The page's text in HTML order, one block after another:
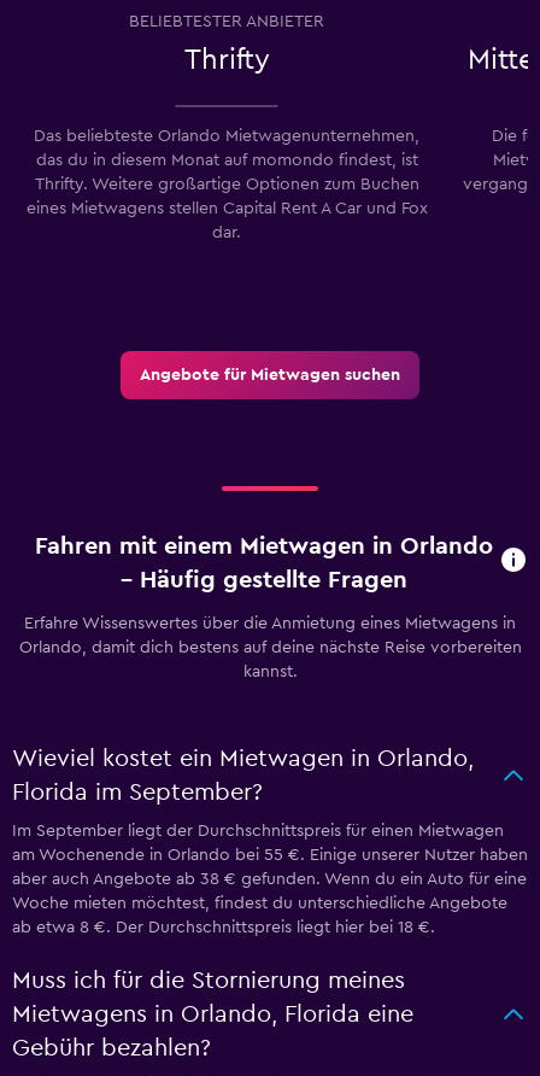
BELIEBTESTER ANBIETER
Thrifty
Das beliebteste Orlando Mietwagenunternehmen,
das du in diesem Monat auf momondo findest, ist
Thrifty. Weitere großartige Optionen zum Buchen
eines Mietwagens stellen Capital Rent A Car und Fox
dar.
Die
Angebote für Mietwagen suchen
Fahren mit einem Mietwagen in Orlando
– Häufig gestellte Fragen
Erfahre Wissenswertes über die Anmietung eines Mietwagens in
Orlando, damit dich bestens auf deine nächste Reise vorbereiten
kannst.
Wieviel kostet ein Mietwagen in Orlando,
Florida im September?
Im September liegt der Durchschnittspreis für einen Mietwagen
am Wochenende in Orlando bei 55 €. Einige unserer Nutzer haben
aber auch Angebote ab 38 € gefunden. Wenn du ein Auto für eine
Woche mieten möchtest, findest du unterschiedliche Angebote
ab etwa 8 €. Der Durchschnittspreis liegt hier bei 18 €.
Muss ich für die Stornierung meines
Mietwagens in Orlando, Florida eine
Gebühr bezahlen?